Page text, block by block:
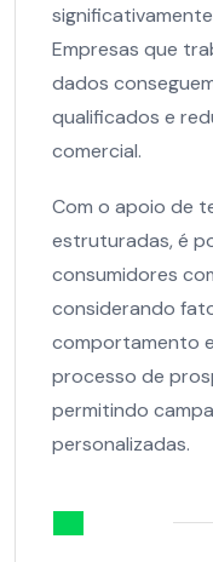
Empresas que
dados
qualificados e
comercial.
Com o apoio de
estruturadas, é
consumidores
considerando
comportamento
processo de
permitindo
personalizadas.